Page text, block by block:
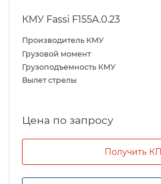
КМУ Fassi F155A.0.23
Производитель КМУ
Грузовой момент
Грузоподъемность КМУ
Вылет стрелы
Цена по запросу
Получить КП